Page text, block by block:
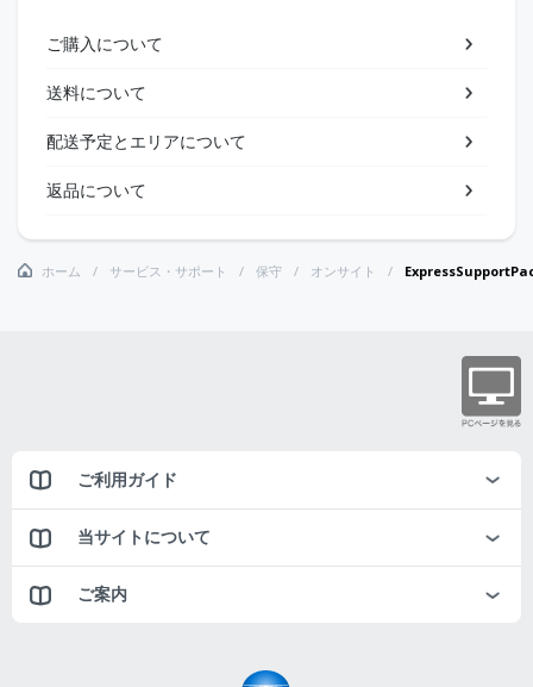
ご購入について
送料について
配送予定とエリアについて
返品について
ホーム サービス・サポート 保守 オンサイト
ご利用ガイド
当サイトについて
ご案内